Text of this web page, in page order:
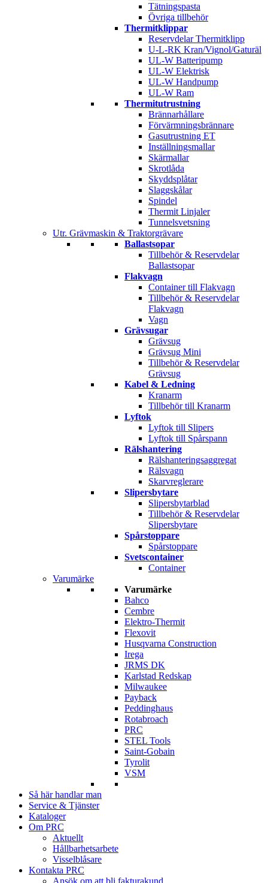
Tätningspasta
Övriga tillbehör
Thermitklippar
Reservdelar Thermitklipp
U-L-RK Kran/Vignol/Gaturäl
UL-W Batteripump
UL-W Elektrisk
UL-W Handpump
UL-W Ram
Thermitutrustning
Brännarhållare
Förvärmningsbrännare
Gasutrustning ET
Inställningsmallar
Skärmallar
Skrotlåda
Skyddsplåtar
Slaggskålar
Spindel
Thermit Linjaler
Tunnelsvetsning
Utr. Grävmaskin & Traktorgrävare
Ballastsopar
Tillbehör & Reservdelar
Ballastsopar
Flakvagn
Container till Flakvagn
Tillbehör & Reservdelar
Flakvagn
Vagn
Grävsugar
Grävsug
Grävsug Mini
Tillbehör & Reservdelar
Grävsug
Kabel & Ledning
Kranarm
Tillbehör till Kranarm
Lyftok
Lyftok till Slipers
Lyftok till Spårspann
Rälshantering
Rälshanteringsaggregat
Rälsvagn
Skarvreglerare
Slipersbytare
Slipersbytarblad
Tillbehör & Reservdelar
Slipersbytare
Spårstoppare
Spårstoppare
Svetscontainer
Container
Varumärke
Varumärke
Bahco
Cembre
Elektro-Thermit
Flexovit
Husqvarna Construction
Irega
JRMS DK
Karlstad Redskap
Milwaukee
Payback
Peddinghaus
Rotabroach
PRC
STEL Tools
Saint-Gobain
Tyrolit
VSM
Så här handlar man
Service & Tjänster
Kataloger
Om PRC
Aktuellt
Hållbarhetsarbete
Visselblåsare
Kontakta PRC
Ansök om att bli fakturakund